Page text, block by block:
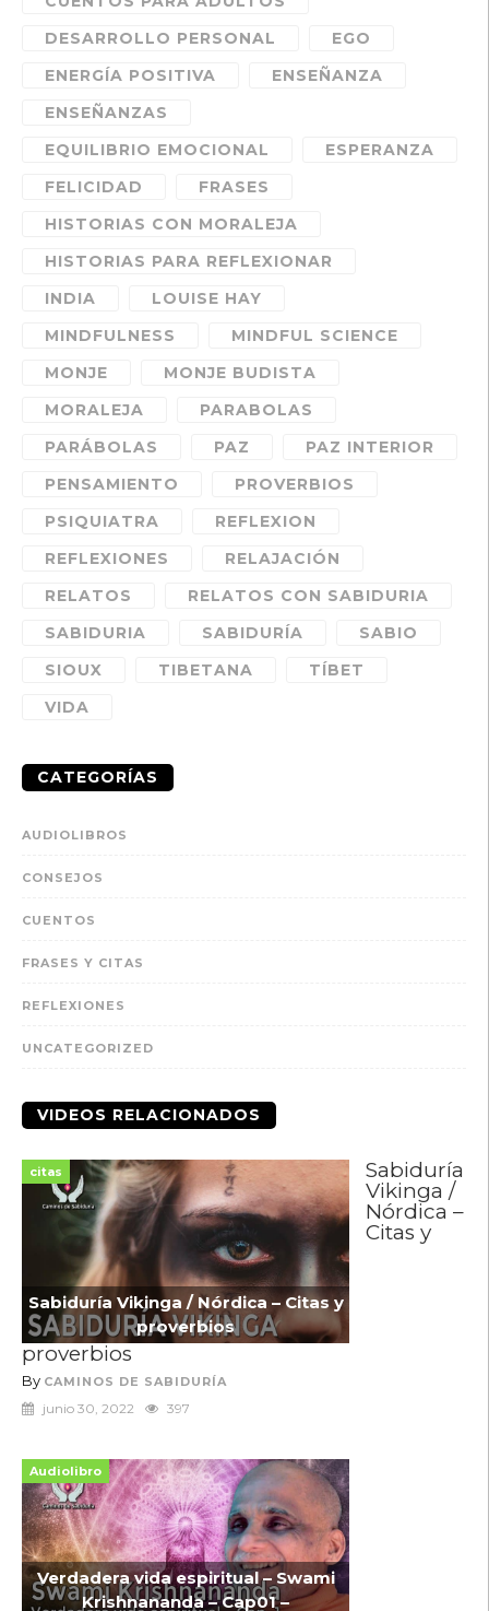
DESARROLLO PERSONAL
EGO
ENERGÍA POSITIVA
ENSEÑANZA
ENSEÑANZAS
EQUILIBRIO EMOCIONAL
ESPERANZA
FELICIDAD
FRASES
HISTORIAS CON MORALEJA
HISTORIAS PARA REFLEXIONAR
INDIA
LOUISE HAY
MINDFULNESS
MINDFUL SCIENCE
MONJE
MONJE BUDISTA
MORALEJA
PARABOLAS
PARÁBOLAS
PAZ
PAZ INTERIOR
PENSAMIENTO
PROVERBIOS
PSIQUIATRA
REFLEXION
REFLEXIONES
RELAJACIÓN
RELATOS
RELATOS CON SABIDURIA
SABIDURIA
SABIDURÍA
SABIO
SIOUX
TIBETANA
TÍBET
VIDA
CATEGORÍAS
AUDIOLIBROS
CONSEJOS
CUENTOS
FRASES Y CITAS
REFLEXIONES
UNCATEGORIZED
VIDEOS RELACIONADOS
citas
Sabiduría Vikinga / Nórdica – Citas y
proverbios
Sabiduría
Vikinga /
Nórdica –
Citas y
proverbios
By CAMINOS DE SABIDURÍA
junio 30, 2022 397
Audiolibro
Verdadera vida espiritual – Swami
Krishnananda – Cap01 –